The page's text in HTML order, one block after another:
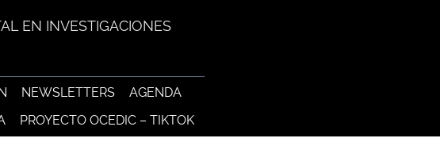
EN INVESTIGACIONES
NEWSLETTERS
AGENDA
PROYECTO OCEDIC – TIKTOK